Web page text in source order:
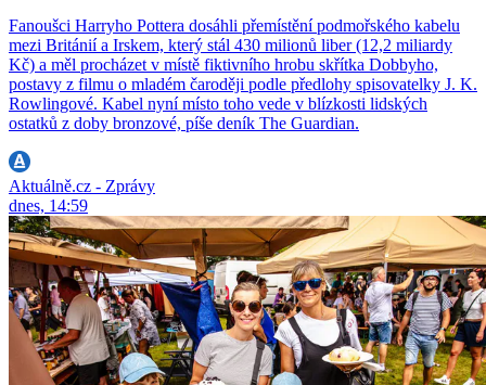
Fanoušci Harryho Pottera dosáhli přemístění podmořského kabelu
mezi Británií a Irskem, který stál 430 milionů liber (12,2 miliardy
Kč) a měl procházet v místě fiktivního hrobu skřítka Dobbyho,
postavy z filmu o mladém čaroději podle předlohy spisovatelky J. K.
Rowlingové. Kabel nyní místo toho vede v blízkosti lidských
ostatků z doby bronzové, píše deník The Guardian.
Aktuálně.cz - Zprávy
dnes, 14:59